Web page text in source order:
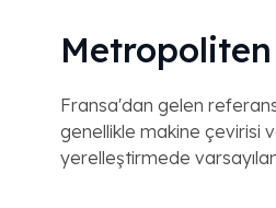
Metropoliten
Fransa'dan gelen
genellikle makine çevirisi
yerelleştirmede varsayılan